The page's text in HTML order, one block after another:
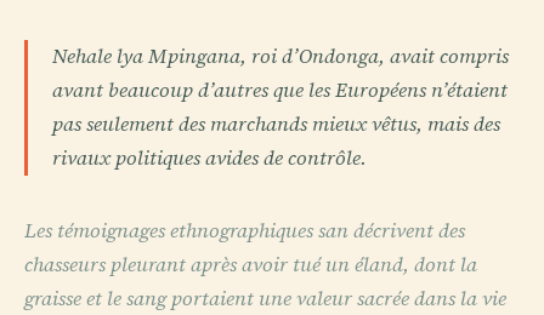
Nehale lya Mpingana, roi d’Ondonga, avait compris
avant beaucoup d’autres que les Européens n’étaient
pas seulement des marchands mieux vêtus, mais des
rivaux politiques avides de contrôle.
Les témoignages ethnographiques san décrivent des
chasseurs pleurant après avoir tué un éland, dont la
graisse et le sang portaient une valeur sacrée dans la vie